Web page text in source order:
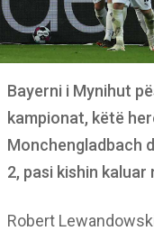
Bayerni i Mynihut
kampionat, këtë
Monchengladbach
2, pasi kishin
Robert